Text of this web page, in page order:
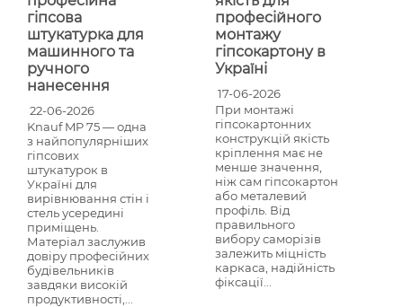
гіпсова
штукатурка для
машинного та
ручного
нанесення
22-06-2026
Knauf MP 75 — одна
з найпопулярніших
гіпсових
штукатурок в
Україні для
вирівнювання стін і
стель усередині
приміщень.
Матеріал заслужив
довіру професійних
будівельників
завдяки високій
продуктивності,...
професійного
монтажу
гіпсокартону в
Україні
17-06-2026
При монтажі
гіпсокартонних
конструкцій якість
кріплення має не
менше значення,
ніж сам гіпсокартон
або металевий
профіль. Від
правильного
вибору саморізів
залежить міцність
каркаса, надійність
фіксації...